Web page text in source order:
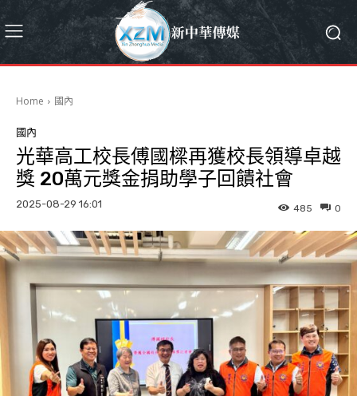
Home 國內
國內
光華高工校長傅國樑再獲校長領導卓越
獎 20萬元獎金捐助學子回饋社會
2025-08-29 16:01 0
485